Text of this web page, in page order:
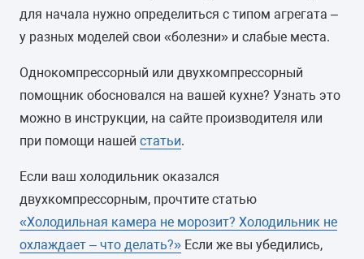
для начала нужно определиться с типом агрегата –
у разных моделей свои «болезни» и слабые места.
Однокомпрессорный или двухкомпрессорный
помощник обосновался на вашей кухне? Узнать это
можно в инструкции, на сайте производителя или
при помощи нашей статьи.
Если ваш холодильник оказался
двухкомпрессорным, прочтите статью
«Холодильная камера не морозит? Холодильник не
охлаждает – что делать?» Если же вы убедились,